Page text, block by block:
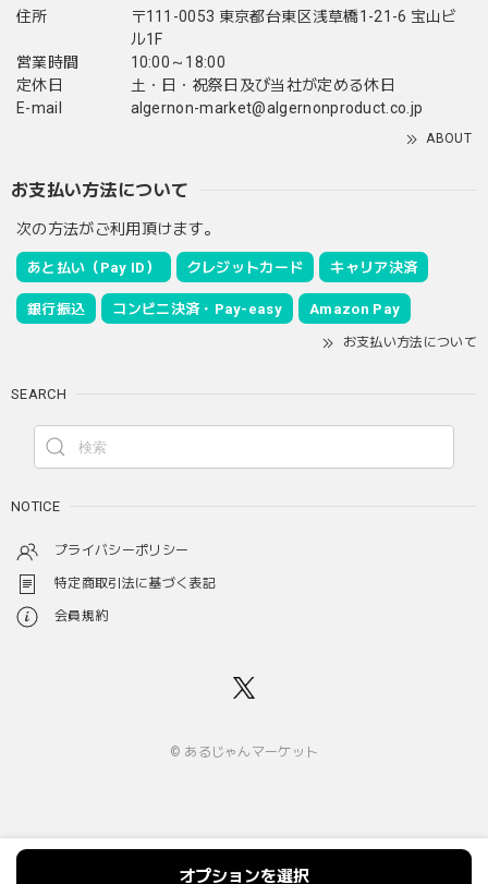
住所
〒111-0053 東京都台東区浅草橋1-21-6 宝山ビ
ル1F
営業時間
10:00～18:00
定休日
土・日・祝祭日及び当社が定める休日
E-mail
algernon-market@algernonproduct.co.jp
ABOUT
お支払い方法について
次の方法がご利用頂けます。
あと払い（Pay ID） クレジットカード キャリア決済
銀行振込 コンビニ決済・Pay-easy Amazon Pay
お支払い方法について
SEARCH
NOTICE
プライバシーポリシー
特定商取引法に基づく表記
会員規約
© あるじゃんマーケット
オプションを選択